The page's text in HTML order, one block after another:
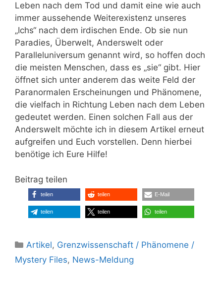
Leben nach dem Tod und damit eine wie auch
immer aussehende Weiterexistenz unseres
„Ichs“ nach dem irdischen Ende. Ob sie nun
Paradies, Überwelt, Anderswelt oder
Paralleluniversum genannt wird, so hoffen doch
die meisten Menschen, dass es „sie“ gibt. Hier
öffnet sich unter anderem das weite Feld der
Paranormalen Erscheinungen und Phänomene,
die vielfach in Richtung Leben nach dem Leben
gedeutet werden. Einen solchen Fall aus der
Anderswelt möchte ich in diesem Artikel erneut
aufgreifen und Euch vorstellen. Denn hierbei
benötige ich Eure Hilfe!
Beitrag teilen
teilen teilen E-Mail
teilen teilen teilen
Kategorien
Artikel, Grenzwissenschaft / Phänomene /
Mystery Files, News-Meldung